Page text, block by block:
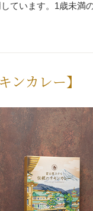
ています。1歳未満
ンカレー】